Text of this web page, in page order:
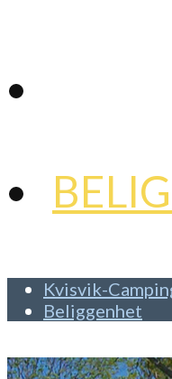
Kvisvik-
Beliggenhet